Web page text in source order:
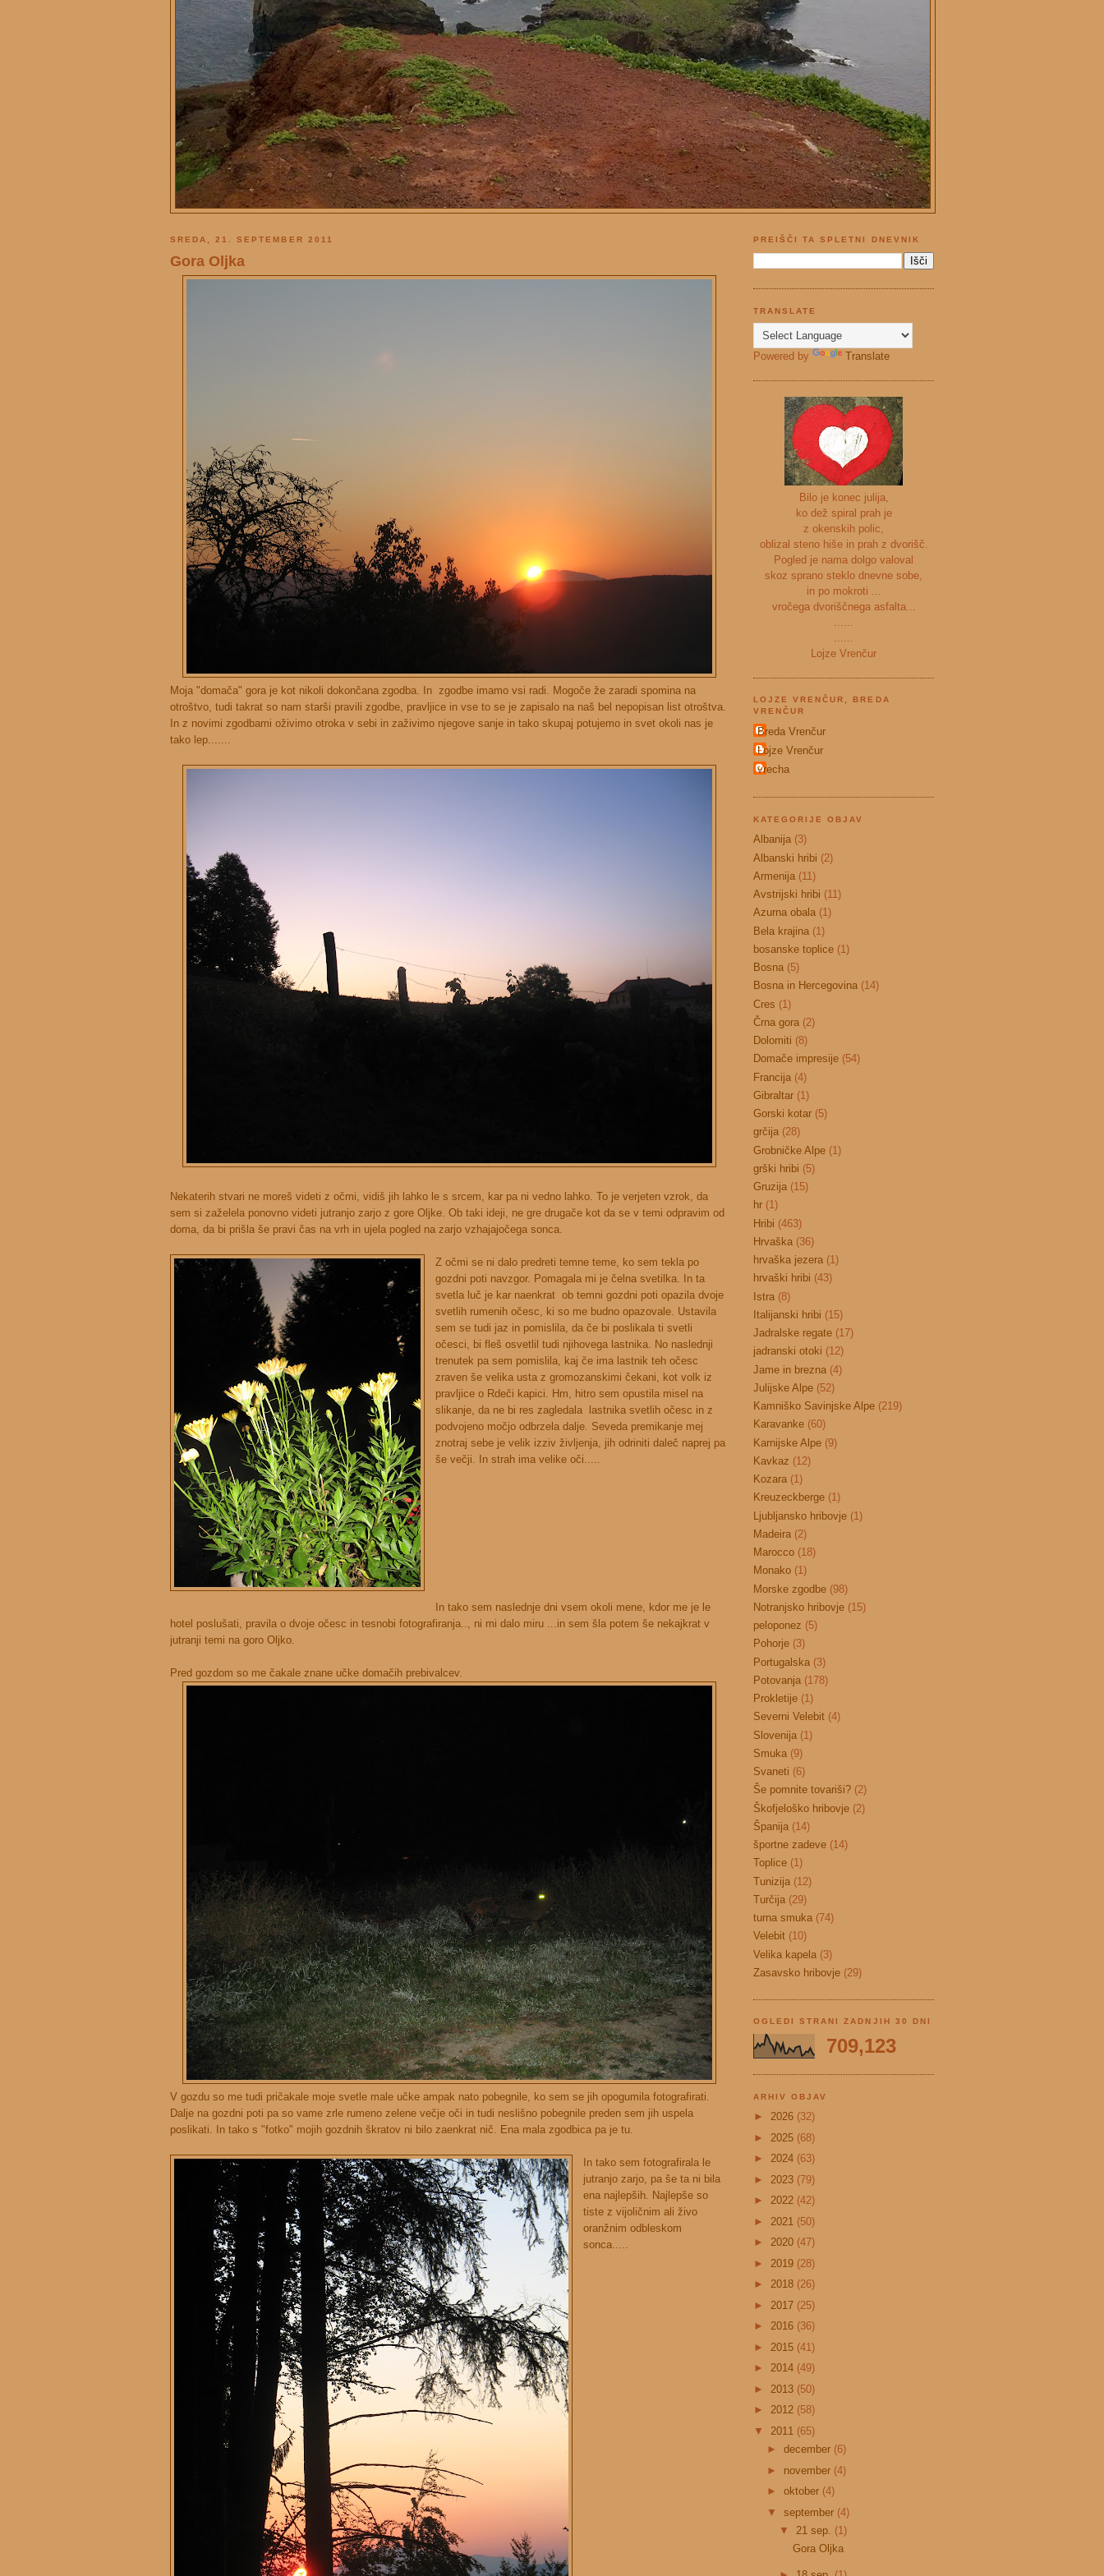
SREDA, 21. SEPTEMBER 2011
Gora Oljka
Moja "domača" gora je kot nikoli dokončana zgodba. In zgodbe imamo vsi radi. Mogoče že zaradi spomina na
otroštvo, tudi takrat so nam starši pravili zgodbe, pravljice in vse to se je zapisalo na naš bel nepopisan list otroštva.
In z novimi zgodbami oživimo otroka v sebi in zaživimo njegove sanje in tako skupaj potujemo in svet okoli nas je
tako lep.......
Nekaterih stvari ne moreš videti z očmi, vidiš jih lahko le s srcem, kar pa ni vedno lahko. To je verjeten vzrok, da
sem si zaželela ponovno videti jutranjo zarjo z gore Oljke. Ob taki ideji, ne gre drugače kot da se v temi odpravim od
doma, da bi prišla še pravi čas na vrh in ujela pogled na zarjo vzhajajočega sonca.
Z očmi se ni dalo predreti temne teme, ko sem tekla po
gozdni poti navzgor. Pomagala mi je čelna svetilka. In ta
svetla luč je kar naenkrat ob temni gozdni poti opazila dvoje
svetlih rumenih očesc, ki so me budno opazovale. Ustavila
sem se tudi jaz in pomislila, da če bi poslikala ti svetli
očesci, bi fleš osvetlil tudi njihovega lastnika. No naslednji
trenutek pa sem pomislila, kaj če ima lastnik teh očesc
zraven še velika usta z gromozanskimi čekani, kot volk iz
pravljice o Rdeči kapici. Hm, hitro sem opustila misel na
slikanje, da ne bi res zagledala lastnika svetlih očesc in z
podvojeno močjo odbrzela dalje. Seveda premikanje mej
znotraj sebe je velik izziv življenja, jih odriniti daleč naprej pa
še večji. In strah ima velike oči.....
In tako sem naslednje dni vsem okoli mene, kdor me je le
hotel poslušati, pravila o dvoje očesc in tesnobi fotografiranja.., ni mi dalo miru ...in sem šla potem še nekajkrat v
jutranji temi na goro Oljko.
Pred gozdom so me čakale znane učke domačih prebivalcev.
V gozdu so me tudi pričakale moje svetle male učke ampak nato pobegnile, ko sem se jih opogumila fotografirati.
Dalje na gozdni poti pa so vame zrle rumeno zelene večje oči in tudi neslišno pobegnile preden sem jih uspela
poslikati. In tako s "fotko" mojih gozdnih škratov ni bilo zaenkrat nič. Ena mala zgodbica pa je tu.
In tako sem fotografirala le
jutranjo zarjo, pa še ta ni bila
ena najlepših. Najlepše so
tiste z vijoličnim ali živo
oranžnim odbleskom
sonca.....
PREIŠČI TA SPLETNI DNEVNIK
TRANSLATE
Powered by Translate
Bilo je konec julija,
ko dež spiral prah je
z okenskih polic,
oblizal steno hiše in prah z dvorišč.
Pogled je nama dolgo valoval
skoz sprano steklo dnevne sobe,
in po mokroti ...
vročega dvoriščnega asfalta...
......
......
Lojze Vrenčur
LOJZE VRENČUR, BREDA
VRENČUR
Breda Vrenčur
Lojze Vrenčur
vrecha
KATEGORIJE OBJAV
Albanija (3)
Albanski hribi (2)
Armenija (11)
Avstrijski hribi (11)
Azurna obala (1)
Bela krajina (1)
bosanske toplice (1)
Bosna (5)
Bosna in Hercegovina (14)
Cres (1)
Črna gora (2)
Dolomiti (8)
Domače impresije (54)
Francija (4)
Gibraltar (1)
Gorski kotar (5)
grčija (28)
Grobničke Alpe (1)
grški hribi (5)
Gruzija (15)
hr (1)
Hribi (463)
Hrvaška (36)
hrvaška jezera (1)
hrvaški hribi (43)
Istra (8)
Italijanski hribi (15)
Jadralske regate (17)
jadranski otoki (12)
Jame in brezna (4)
Julijske Alpe (52)
Kamniško Savinjske Alpe (219)
Karavanke (60)
Karnijske Alpe (9)
Kavkaz (12)
Kozara (1)
Kreuzeckberge (1)
Ljubljansko hribovje (1)
Madeira (2)
Marocco (18)
Monako (1)
Morske zgodbe (98)
Notranjsko hribovje (15)
peloponez (5)
Pohorje (3)
Portugalska (3)
Potovanja (178)
Prokletije (1)
Severni Velebit (4)
Slovenija (1)
Smuka (9)
Svaneti (6)
Še pomnite tovariši? (2)
Škofjeloško hribovje (2)
Španija (14)
športne zadeve (14)
Toplice (1)
Tunizija (12)
Turčija (29)
turna smuka (74)
Velebit (10)
Velika kapela (3)
Zasavsko hribovje (29)
OGLEDI STRANI ZADNJIH 30 DNI
709,123
ARHIV OBJAV
► 2026 (32)
► 2025 (68)
► 2024 (63)
► 2023 (79)
► 2022 (42)
► 2021 (50)
► 2020 (47)
► 2019 (28)
► 2018 (26)
► 2017 (25)
► 2016 (36)
► 2015 (41)
► 2014 (49)
► 2013 (50)
► 2012 (58)
▼ 2011 (65)
► december (6)
► november (4)
► oktober (4)
▼ september (4)
▼ 21 sep. (1)
Gora Oljka